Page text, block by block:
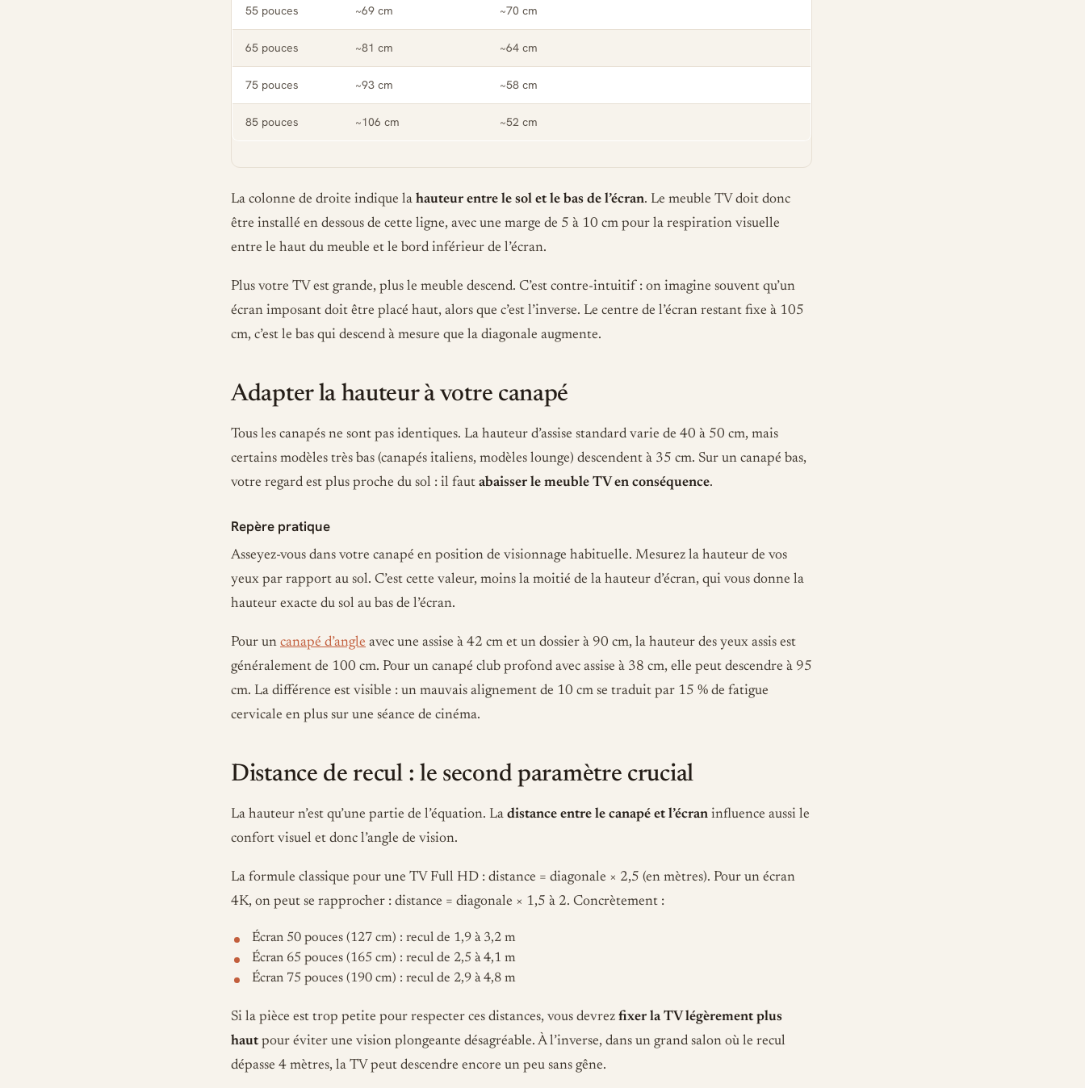
55 pouces ~69 cm ~70 cm
65 pouces ~81 cm ~64 cm
75 pouces ~93 cm ~58 cm
85 pouces ~106 cm ~52 cm
La colonne de droite indique la hauteur entre le sol et le bas de l’écran. Le meuble TV doit donc
être installé en dessous de cette ligne, avec une marge de 5 à 10 cm pour la respiration visuelle
entre le haut du meuble et le bord inférieur de l’écran.
Plus votre TV est grande, plus le meuble descend. C’est contre-intuitif : on imagine souvent qu’un
écran imposant doit être placé haut, alors que c’est l’inverse. Le centre de l’écran restant fixe à 105
cm, c’est le bas qui descend à mesure que la diagonale augmente.
Adapter la hauteur à votre canapé
Tous les canapés ne sont pas identiques. La hauteur d’assise standard varie de 40 à 50 cm, mais
certains modèles très bas (canapés italiens, modèles lounge) descendent à 35 cm. Sur un canapé bas,
votre regard est plus proche du sol : il faut abaisser le meuble TV en conséquence.
Repère pratique
Asseyez-vous dans votre canapé en position de visionnage habituelle. Mesurez la hauteur de vos
yeux par rapport au sol. C’est cette valeur, moins la moitié de la hauteur d’écran, qui vous donne la
hauteur exacte du sol au bas de l’écran.
Pour un canapé d’angle avec une assise à 42 cm et un dossier à 90 cm, la hauteur des yeux assis est
généralement de 100 cm. Pour un canapé club profond avec assise à 38 cm, elle peut descendre à 95
cm. La différence est visible : un mauvais alignement de 10 cm se traduit par 15 % de fatigue
cervicale en plus sur une séance de cinéma.
Distance de recul : le second paramètre crucial
La hauteur n’est qu’une partie de l’équation. La distance entre le canapé et l’écran influence aussi le
confort visuel et donc l’angle de vision.
La formule classique pour une TV Full HD : distance = diagonale × 2,5 (en mètres). Pour un écran
4K, on peut se rapprocher : distance = diagonale × 1,5 à 2. Concrètement :
Écran 50 pouces (127 cm) : recul de 1,9 à 3,2 m
Écran 65 pouces (165 cm) : recul de 2,5 à 4,1 m
Écran 75 pouces (190 cm) : recul de 2,9 à 4,8 m
Si la pièce est trop petite pour respecter ces distances, vous devrez fixer la TV légèrement plus
hautpour éviter une vision plongeante désagréable. À l’inverse, dans un grand salon où le recul
dépasse 4 mètres, la TV peut descendre encore un peu sans gêne.